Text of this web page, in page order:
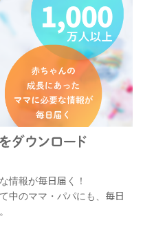
情報が毎日届く！
中のママ・パパにも、毎日